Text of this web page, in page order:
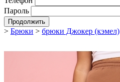
Пароль
Продолжить
> Брюки > брюки Джокер (кэмел)